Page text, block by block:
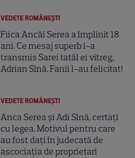
VEDETE ROMÂNEŞTI
Fiica Ancăi Serea a împlinit 18
ani. Ce mesaj superb i-a
transmis Sarei tatăl ei vitreg,
Adrian Sînă. Fanii l-au felicitat!
VEDETE ROMÂNEŞTI
Anca Serea și Adi Sînă, certați
cu legea. Motivul pentru care
au fost dați în judecată de
ascociația de proprietari